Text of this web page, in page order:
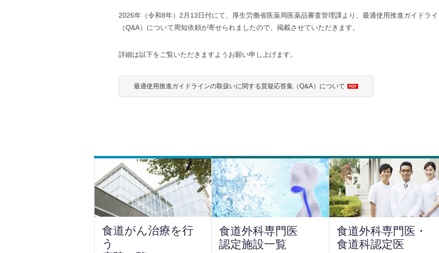
2026年（令和8年）2月13日付にて、厚生労働省医薬局医薬品審査管理課より、最適使用推進ガイドラ
（Q&A）について周知依頼が寄せられましたので、掲載させていただきます。
詳細は以下をご覧いただきますようお願い申し上げます。
最適使用推進ガイドラインの取扱いに関する質疑応答集（Q&A）について
食道がん治療を行
う
食道外科専門医
認定施設一覧
食道外科専門医・
食道科認定医